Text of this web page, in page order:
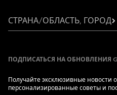
СТРАНА/ОБЛАСТЬ, ГОРОД
ПОДПИСАТЬСЯ НА ОБНОВЛЕНИЯ
Получайте эксклюзивные новости
персонализированные советы и